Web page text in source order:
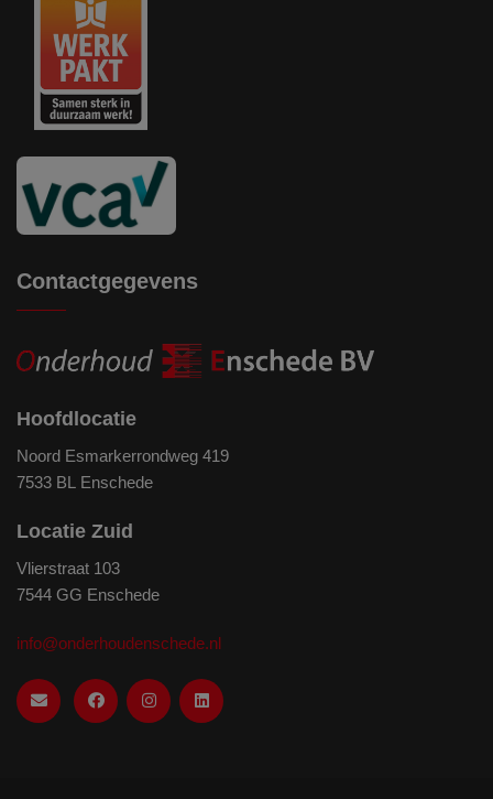
Contactgegevens
Hoofdlocatie
Noord Esmarkerrondweg 419
7533 BL Enschede
Locatie Zuid
Vlierstraat 103
7544 GG Enschede
info@onderhoudenschede.nl